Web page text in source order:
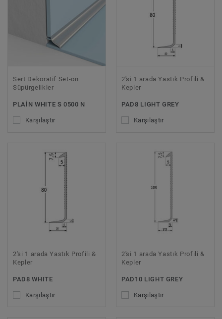
Sert Dekoratif Set-on
Süpürgelikler
PLAIN WHITE S 0500 N
Karşılaştır
2'si 1 arada Yastık Profili &
Kepler
PAD8 LIGHT GREY
Karşılaştır
2'si 1 arada Yastık Profili &
Kepler
PAD8 WHITE
Karşılaştır
2'si 1 arada Yastık Profili &
Kepler
PAD10 LIGHT GREY
Karşılaştır